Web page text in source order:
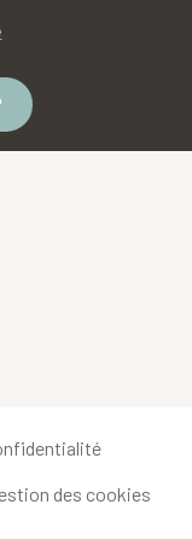
des cookies